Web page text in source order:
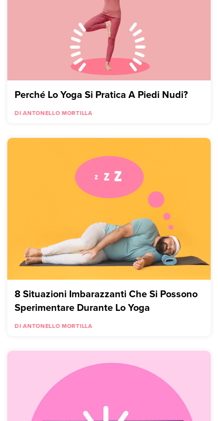
Perché Lo Yoga Si Pratica A Piedi Nudi?
DI ANTONELLO MORTILLA
8 Situazioni Imbarazzanti Che Si Possono
Sperimentare Durante Lo Yoga
DI ANTONELLO MORTILLA